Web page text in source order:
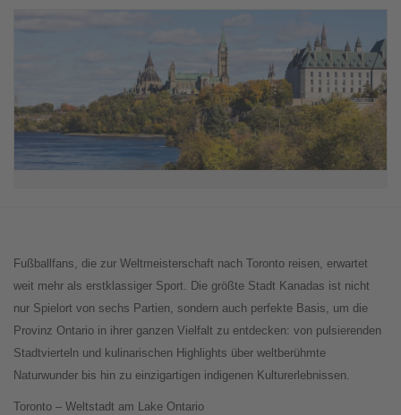
Fußballfans, die zur Weltmeisterschaft nach Toronto reisen, erwartet
weit mehr als erstklassiger Sport. Die größte Stadt Kanadas ist nicht
nur Spielort von sechs Partien, sondern auch perfekte Basis, um die
Provinz Ontario in ihrer ganzen Vielfalt zu entdecken: von pulsierenden
Stadtvierteln und kulinarischen Highlights über weltberühmte
Naturwunder bis hin zu einzigartigen indigenen Kulturerlebnissen.
Toronto – Weltstadt am Lake Ontario